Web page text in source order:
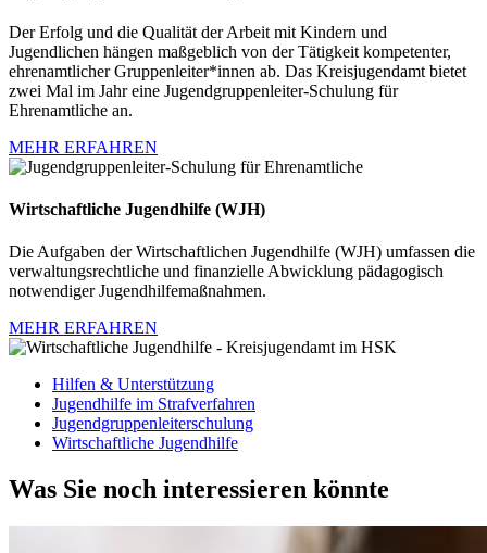
Der Erfolg und die Qualität der Arbeit mit Kindern und
Jugendlichen hängen maßgeblich von der Tätigkeit kompetenter,
ehrenamtlicher Gruppenleiter*innen ab. Das Kreisjugendamt bietet
zwei Mal im Jahr eine Jugendgruppenleiter-Schulung für
Ehrenamtliche an.
MEHR ERFAHREN
Wirtschaftliche Jugendhilfe (WJH)
Die Aufgaben der Wirtschaftlichen Jugendhilfe (WJH) umfassen die
verwaltungsrechtliche und finanzielle Abwicklung pädagogisch
notwendiger Jugendhilfemaßnahmen.
MEHR ERFAHREN
Hilfen & Unterstützung
Jugendhilfe im Strafverfahren
Jugendgruppenleiterschulung
Wirtschaftliche Jugendhilfe
Was Sie noch interessieren könnte